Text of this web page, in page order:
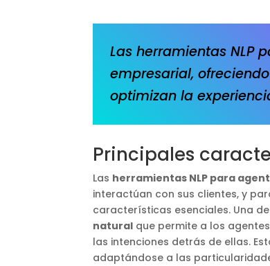
Las herramientas NLP
empresarial,
optimizan la
Principales
Las herramientas NLP para
interactúan con sus clientes, y
características esenciales. Una
natural que permite a los
las intenciones detrás de ellas.
adaptándose a las